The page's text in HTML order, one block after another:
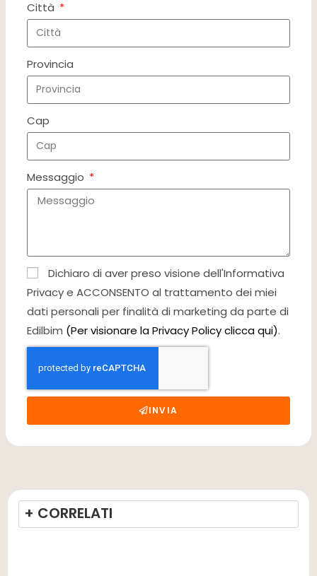
Città
Provincia
Cap
Messaggio
Dichiaro di aver preso visione dell'Informativa
Privacy e ACCONSENTO al trattamento dei miei
dati personali per finalità di marketing da parte di
Edilbim (Per visionare la Privacy Policy clicca qui).
INVIA
+ CORRELATI